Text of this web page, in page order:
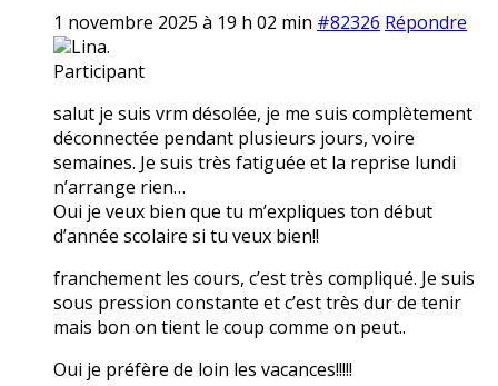
1 novembre 2025 à 19 h 02 min #82326 Répondre
Lina.
Participant
salut je suis vrm désolée, je me suis complètement
déconnectée pendant plusieurs jours, voire
semaines. Je suis très fatiguée et la reprise lundi
n’arrange rien…
Oui je veux bien que tu m’expliques ton début
d’année scolaire si tu veux bien!!
franchement les cours, c’est très compliqué. Je suis
sous pression constante et c’est très dur de tenir
mais bon on tient le coup comme on peut..
Oui je préfère de loin les vacances!!!!!